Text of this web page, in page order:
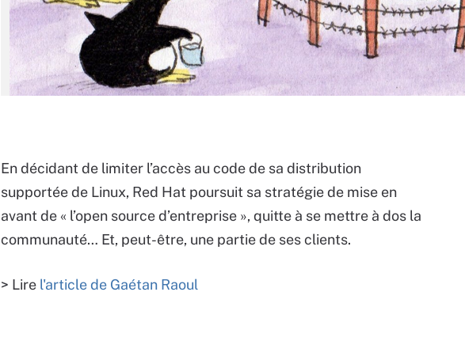
En décidant de limiter l’accès au code de sa distribution
supportée de Linux, Red Hat poursuit sa stratégie de mise en
avant de « l’open source d’entreprise », quitte à se mettre à dos la
communauté… Et, peut-être, une partie de ses clients.
> Lire l'article de Gaétan Raoul